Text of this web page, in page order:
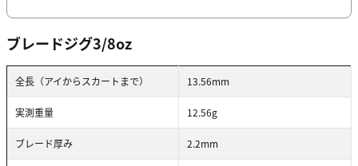
ブレードジグ3/8oz
全長（アイからスカートまで） 13.56mm
実測重量 12.56g
ブレード厚み 2.2mm